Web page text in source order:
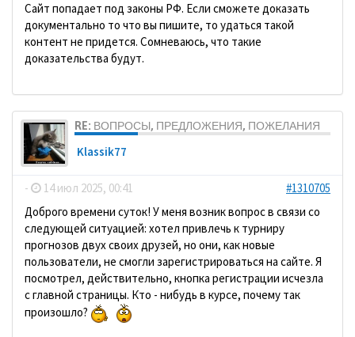
Сайт попадает под законы РФ. Если сможете доказать
документально то что вы пишите, то удаться такой
контент не придется. Сомневаюсь, что такие
доказательства будут.
RE: ВОПРОСЫ, ПРЕДЛОЖЕНИЯ, ПОЖЕЛАНИЯ
Klassik77
- 14 июл 2025, 00:41
#1310705
Доброго времени суток! У меня возник вопрос в связи со
следующей ситуацией: хотел привлечь к турниру
прогнозов двух своих друзей, но они, как новые
пользователи, не смогли зарегистрироваться на сайте. Я
посмотрел, действительно, кнопка регистрации исчезла
с главной страницы. Кто - нибудь в курсе, почему так
произошло?